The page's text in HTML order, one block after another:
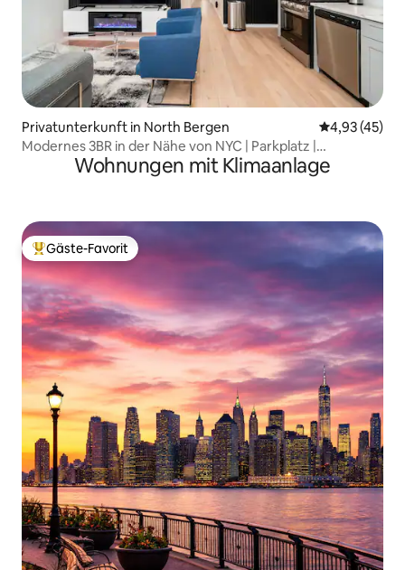
Privatunterkunft in North Bergen
4,93 (45)
Modernes 3BR in der Nähe von NYC | Parkplatz |
Schlafplätze für 8 | Familie
Wohnungen mit Klimaanlage
Beliebter Gäste-Favorit.
Gäste-Favorit